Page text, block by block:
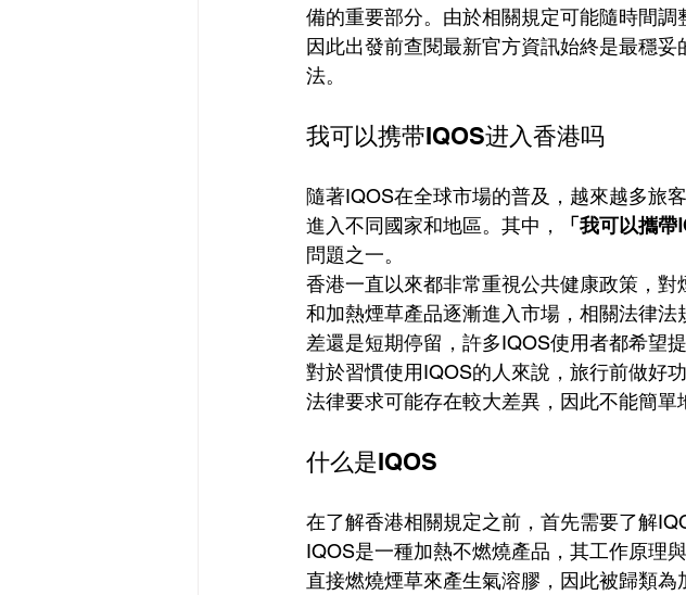
備的重要部分。由於相關規定可能隨時間調
因此出發前查閱最新官方資訊始終是最穩妥
法。
我可以携带IQOS进入香港吗
隨著IQOS在全球市場的普及，越來越多旅
進入不同國家和地區。其中，
「我可以攜帶
問題之一。
香港一直以來都非常重視公共健康政策，
和加熱煙草產品逐漸進入市場，相關法律
差還是短期停留，許多IQOS使用者都希望
對於習慣使用IQOS的人來說，旅行前做好
法律要求可能存在較大差異，因此不能簡單
什么是IQOS
在了解香港相關規定之前，首先需要了解
IQOS是一種加熱不燃燒產品，其工作原理
直接燃燒煙草來產生氣溶膠，因此被歸類